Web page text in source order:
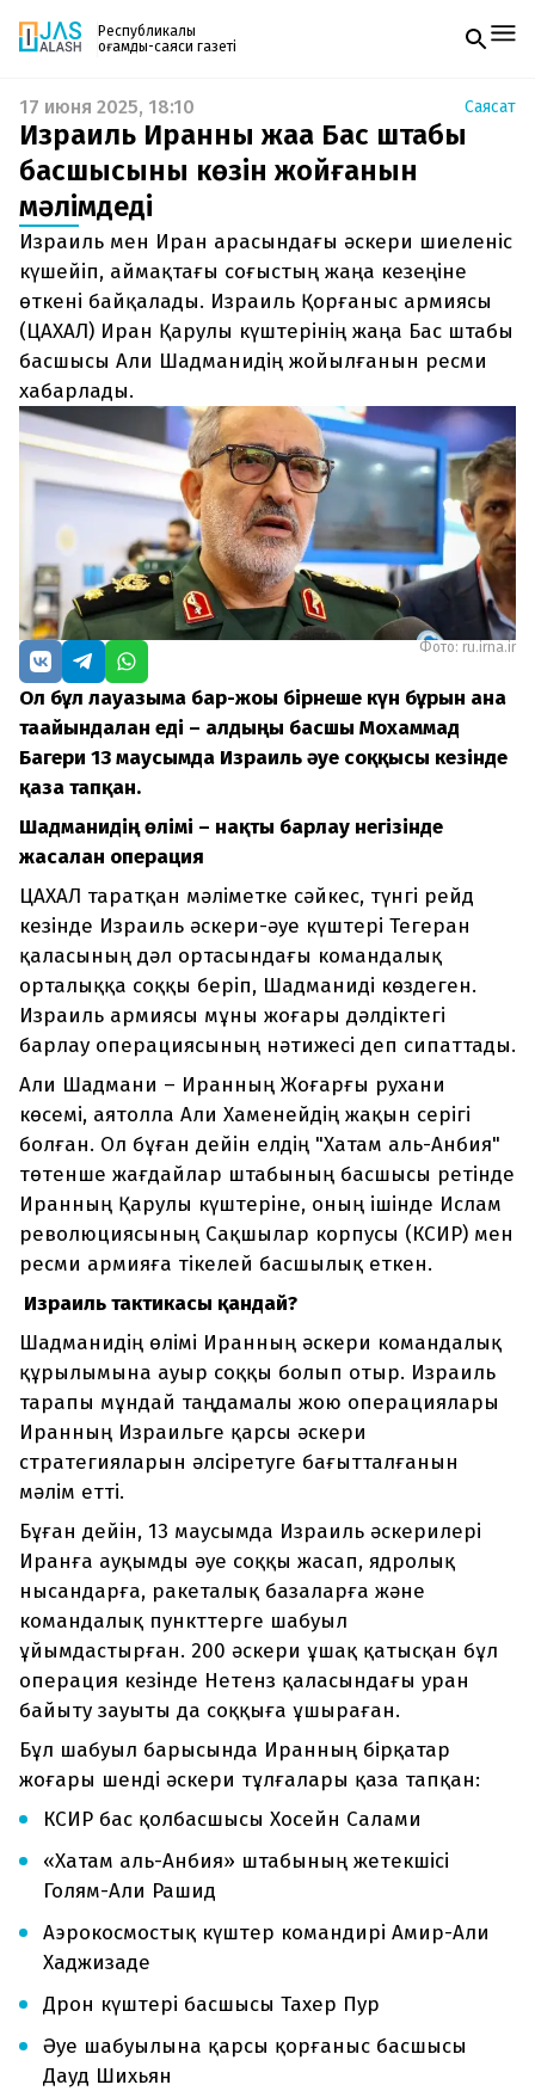
Республикалық
қоғамдық-саяси газеті
Жаңалықтар
Спорт
Live
Руханият
Аймақ
Архив
Заң және тәртіп
Редакциямен байланыс
+7 708 604 51 06
Жарнама бөлімі
+7 701 220 64 52
Пошта
zhasalash100@gmail.com
Газетке жазылу
PDF форматтағы газетті ай сайын электронды
поштаңызға алып отырыңыз. Жаңа нөмір
шыққан сәтте сізге бірден жіберіледі. Тек email
енгізіңіз, біз қалғанын өзіміз жібереміз.
17 июня 2025, 18:10 Саясат
Израиль Иранның жаңа Бас штабы
басшысының көзін жойғанын
мәлімдеді
Израиль мен Иран арасындағы әскери шиеленіс
күшейіп, аймақтағы соғыстың жаңа кезеңіне
өткені байқалады. Израиль Қорғаныс армиясы
(ЦАХАЛ) Иран Қарулы күштерінің жаңа Бас штабы
басшысы Али Шадманидің жойылғанын ресми
хабарлады.
Фото: ru.irna.ir
Ол бұл лауазымға бар-жоғы бірнеше күн бұрын ғана
тағайындалған еді – алдыңғы басшы Мохаммад
Багери 13 маусымда Израиль әуе соққысы кезінде
қаза тапқан.
Шадманидің өлімі – нақты барлау негізінде
жасалған операция
ЦАХАЛ таратқан мәліметке сәйкес, түнгі рейд
кезінде Израиль әскери-әуе күштері Тегеран
қаласының дәл ортасындағы командалық
орталыққа соққы беріп, Шадманиді көздеген.
Израиль армиясы мұны жоғары дәлдіктегі
барлау операциясының нәтижесі деп сипаттады.
Али Шадмани – Иранның Жоғарғы рухани
көсемі, аятолла Али Хаменейдің жақын серігі
болған. Ол бұған дейін елдің "Хатам аль-Анбия"
төтенше жағдайлар штабының басшысы ретінде
Иранның Қарулы күштеріне, оның ішінде Ислам
революциясының Сақшылар корпусы (КСИР) мен
ресми армияға тікелей басшылық еткен.
Израиль тактикасы қандай?
Шадманидің өлімі Иранның әскери командалық
құрылымына ауыр соққы болып отыр. Израиль
тарапы мұндай таңдамалы жою операциялары
Иранның Израильге қарсы әскери
стратегияларын әлсіретуге бағытталғанын
мәлім етті.
Бұған дейін, 13 маусымда Израиль әскерилері
Иранға ауқымды әуе соққы жасап, ядролық
нысандарға, ракеталық базаларға және
командалық пункттерге шабуыл
ұйымдастырған. 200 әскери ұшақ қатысқан бұл
операция кезінде Нетенз қаласындағы уран
байыту зауыты да соққыға ұшыраған.
Бұл шабуыл барысында Иранның бірқатар
жоғары шенді әскери тұлғалары қаза тапқан:
КСИР бас қолбасшысы Хосейн Салами
«Хатам аль-Анбия» штабының жетекшісі
Голям-Али Рашид
Аэрокосмостық күштер командирі Амир-Али
Хаджизаде
Дрон күштері басшысы Тахер Пур
Әуе шабуылына қарсы қорғаныс басшысы
Дауд Шихьян